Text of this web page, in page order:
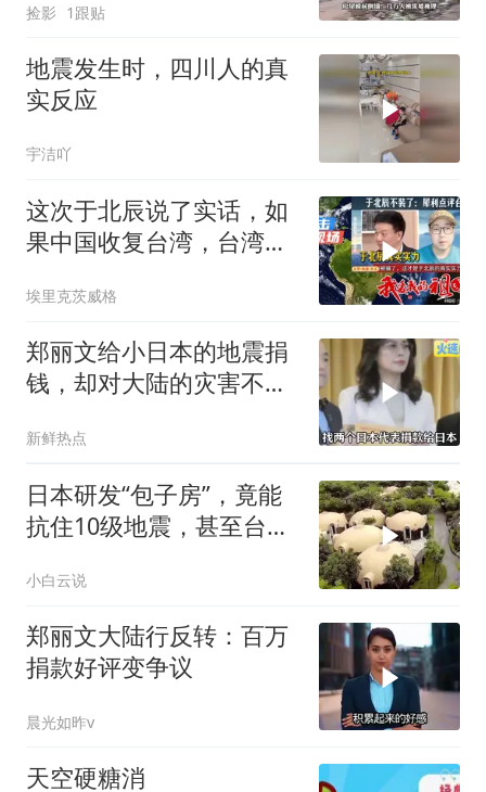
捡影 1跟贴
地震发生时，四川人的真
实反应
宇洁吖
这次于北辰说了实话，如
果中国收复台湾，台湾能
埃里克茨威格
郑丽文给小日本的地震捐
钱，却对大陆的灾害不闻
新鲜热点
日本研发“包子房”，竟能
抗住10级地震，甚至台风
小白云说
郑丽文大陆行反转：百万
捐款好评变争议
晨光如昨v
天空硬糖消